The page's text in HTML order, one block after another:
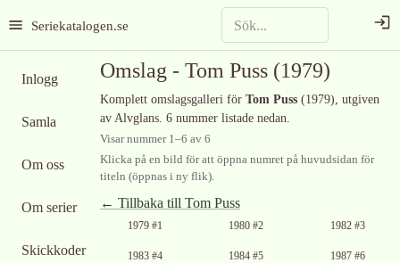
Seriekatalogen.se
Inlogg
Samla
Om oss
Om serier
Skickkoder
Omslag - Tom Puss (1979)
Komplett omslagsgalleri för Tom Puss (1979), utgiven
av Alvglans. 6 nummer listade nedan.
Visar nummer 1–6 av 6
Klicka på en bild för att öppna numret på huvudsidan för
titeln (öppnas i ny flik).
← Tillbaka till Tom Puss
1979 #1 1980 #2 1982 #3
1983 #4 1984 #5 1987 #6